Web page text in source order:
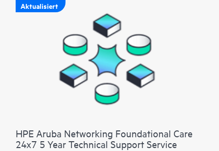
Aktualisiert
HPE Aruba Networking Foundational Care
24x7 5 Year Technical Support Service